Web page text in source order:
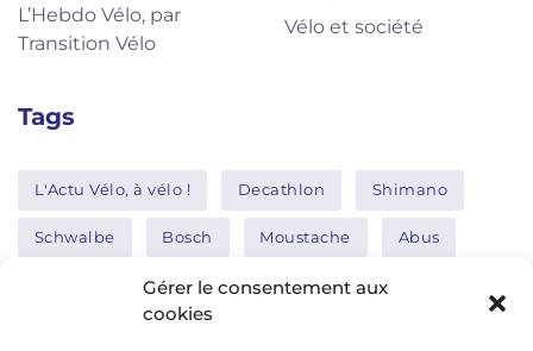
Gérer le consentement aux
cookies
L’Hebdo Vélo, par
Transition Vélo
Vélo et société
Tags
L'Actu Vélo, à vélo ! Decathlon Shimano
Schwalbe Bosch Moustache Abus
Thule Nakamura